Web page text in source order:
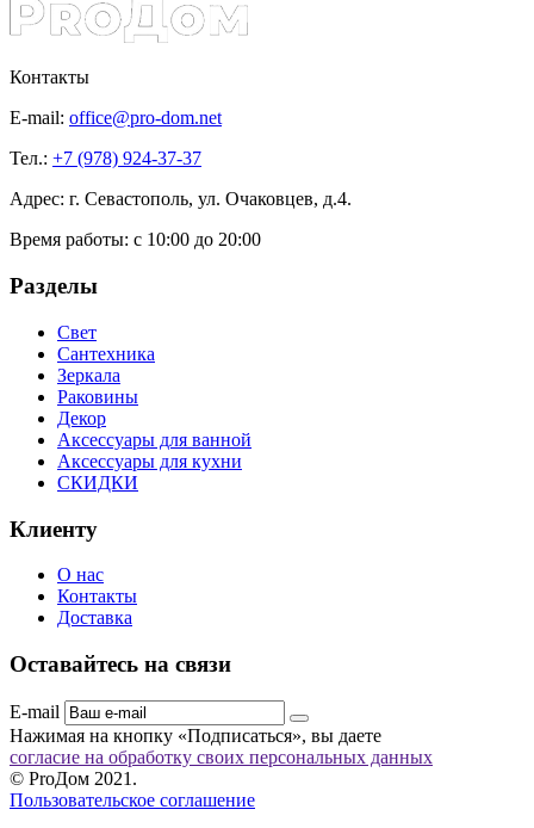
Контакты
E-mail: office@pro-dom.net
Тел.: +7 (978) 924-37-37
Адрес: г. Севастополь, ул. Очаковцев, д.4.
Время работы: с 10:00 до 20:00
Разделы
Свет
Сантехника
Зеркала
Раковины
Декор
Аксессуары для ванной
Аксессуары для кухни
СКИДКИ
Клиенту
О нас
Контакты
Доставка
Оставайтесь на связи
E-mail
Нажимая на кнопку «Подписаться», вы даете
согласие на обработку своих персональных данных
© ProДом 2021.
Пользовательское соглашение